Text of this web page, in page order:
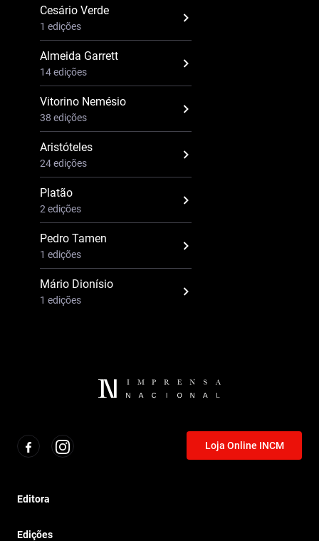
Cesário Verde
1 edições
Almeida Garrett
14 edições
Vitorino Nemésio
38 edições
Aristóteles
24 edições
Platão
2 edições
Pedro Tamen
1 edições
Mário Dionísio
1 edições
Loja Online INCM
Editora
Edições